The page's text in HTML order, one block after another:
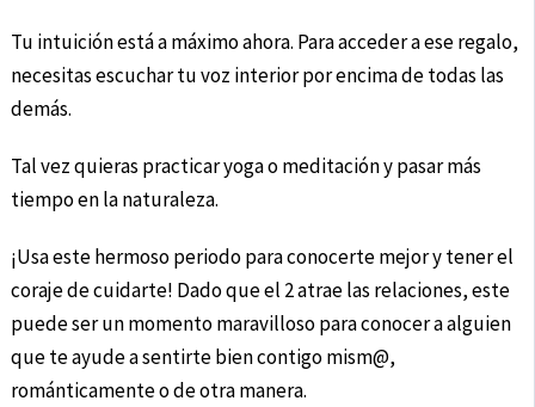
Tu intuición está a máximo ahora. Para acceder a ese regalo,
necesitas escuchar tu voz interior por encima de todas las
demás.
Tal vez quieras practicar yoga o meditación y pasar más
tiempo en la naturaleza.
¡Usa este hermoso periodo para conocerte mejor y tener el
coraje de cuidarte! Dado que el 2 atrae las relaciones, este
puede ser un momento maravilloso para conocer a alguien
que te ayude a sentirte bien contigo mism@,
románticamente o de otra manera.